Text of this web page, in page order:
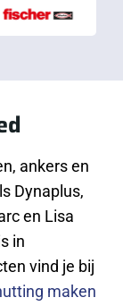
ankers en
Dynaplus,
en Lisa
in
vind je bij
maken